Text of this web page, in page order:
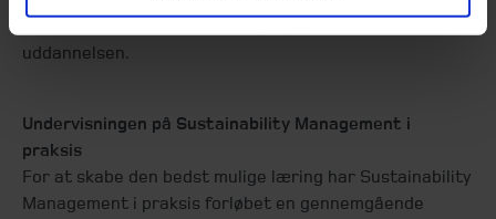
uddannelsen.
Undervisningen på Sustainability Management i
praksis
For at skabe den bedst mulige læring har Sustainability
Management i praksis forløbet en gennemgående